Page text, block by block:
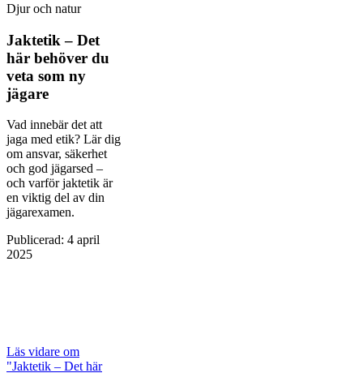
Djur och natur
Jaktetik – Det
här behöver du
veta som ny
jägare
Vad innebär det att
jaga med etik? Lär dig
om ansvar, säkerhet
och god jägarsed –
och varför jaktetik är
en viktig del av din
jägarexamen.
Publicerad: 4 april
2025
Läs vidare om
"Jaktetik – Det här